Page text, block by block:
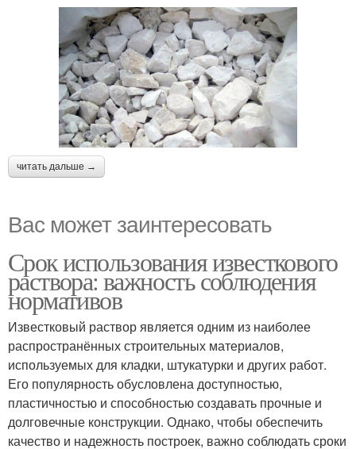
читать дальше →
Вас может заинтересовать
Срок использования известкового
раствора: важность соблюдения
нормативов
Известковый раствор является одним из наиболее
распространённых строительных материалов,
используемых для кладки, штукатурки и других работ.
Его популярность обусловлена доступностью,
пластичностью и способностью создавать прочные и
долговечные конструкции. Однако, чтобы обеспечить
качество и надежность построек, важно соблюдать сроки